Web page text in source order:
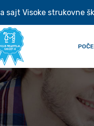
sajt Visoke strukovne